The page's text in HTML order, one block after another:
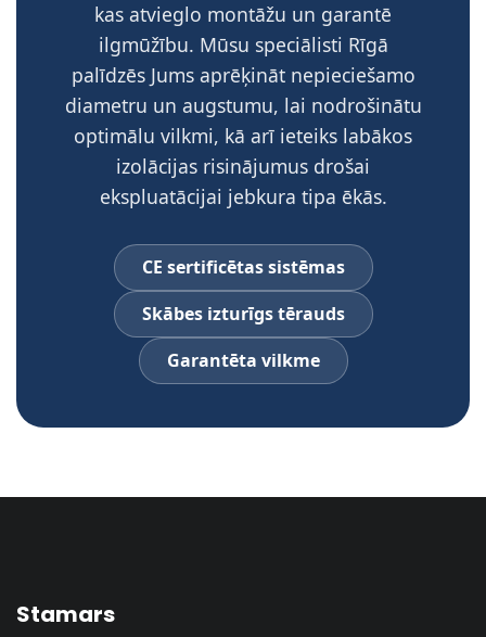
kas atvieglo montāžu un garantē
ilgmūžību. Mūsu speciālisti Rīgā
palīdzēs Jums aprēķināt nepieciešamo
diametru un augstumu, lai nodrošinātu
optimālu vilkmi, kā arī ieteiks labākos
izolācijas risinājumus drošai
ekspluatācijai jebkura tipa ēkās.
CE sertificētas sistēmas
Skābes izturīgs tērauds
Garantēta vilkme
Stamars